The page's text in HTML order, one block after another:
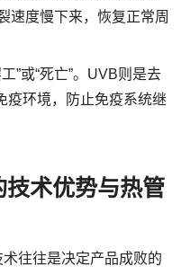
速度慢下来，恢复正常周
”或“死亡”。UVB则是去
疫环境，防止免疫系统继
术优势与热管
往往是决定产品成败的